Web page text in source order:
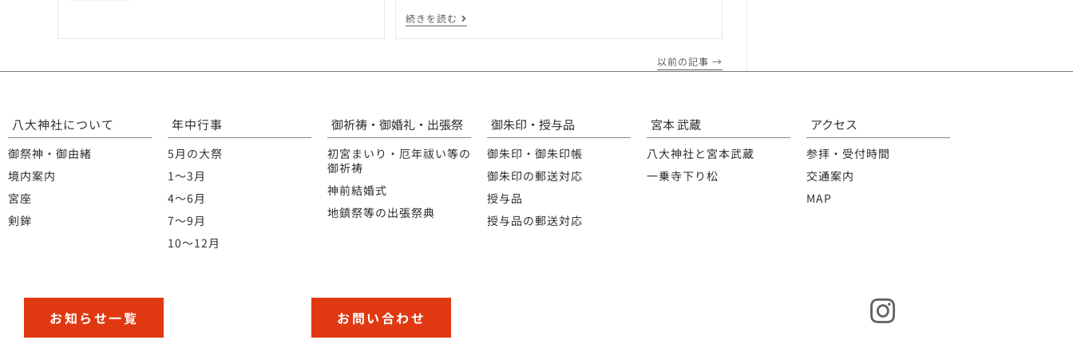
続きを読む
以前の記事 →
八大神社について
御祭神・御由緒
境内案内
宮座
剣鉾
年中行事
5月の大祭
1〜3月
4〜6月
7〜9月
10〜12月
御祈祷・御婚礼・出張祭
初宮まいり・厄年祓い等の
御祈祷
神前結婚式
地鎮祭等の出張祭典
御朱印・授与品
御朱印・御朱印帳
御朱印の郵送対応
授与品
授与品の郵送対応
宮本 武蔵
八大神社と宮本武蔵
一乗寺下り松
アクセス
参拝・受付時間
交通案内
MAP
お知らせ一覧 お問い合わせ